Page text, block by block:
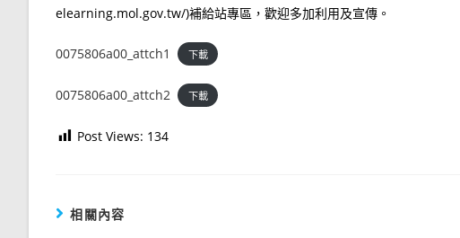
elearning.mol.gov.tw/)補給站專區，歡迎多加利用及宣傳。
0075806a00_attch1 下載
0075806a00_attch2 下載
Post Views: 134
相關內容